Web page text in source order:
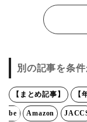
別の記事を条
【まとめ記事】 【
be Amazon